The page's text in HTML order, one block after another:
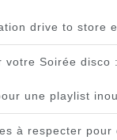
drive to store
votre Soirée disco
une playlist
à respecter pour